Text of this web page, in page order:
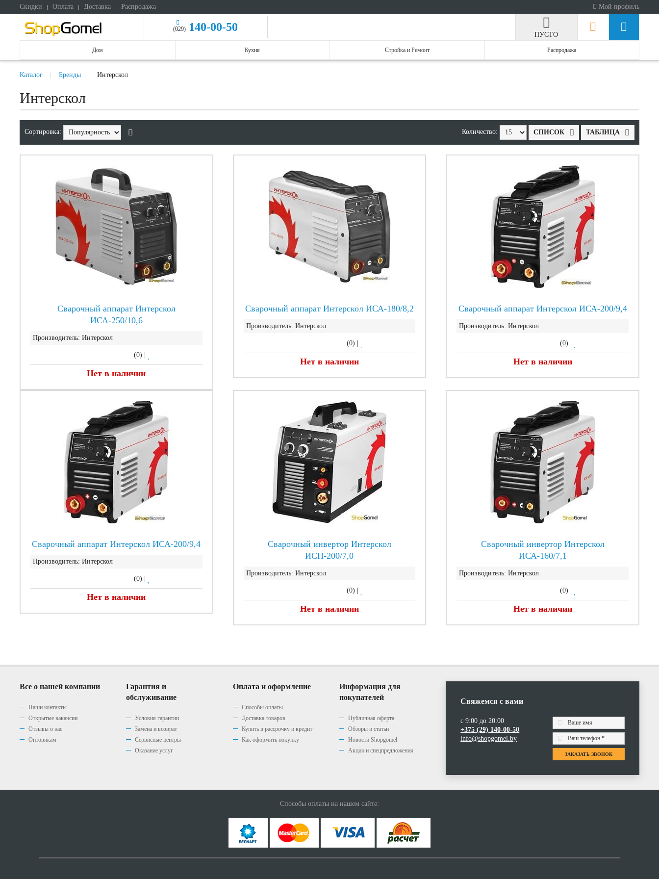
Скидки Оплата Доставка Распродажа Мой профиль
(029) 140-00-50
ПУСТО
Дом Кухня Стройка и Ремонт Распродажа
Каталог Бренды Интерскол
Интерскол
Сортировка: Количество: СПИСОК ТАБЛИЦА
Сварочный аппарат Интерскол
ИСА-250/10,6
Производитель: Интерскол
(0)
Нет в наличии
Сварочный аппарат Интерскол ИСА-180/8,2
Производитель: Интерскол
(0)
Нет в наличии
Сварочный аппарат Интерскол ИСА-200/9,4
Производитель: Интерскол
(0)
Нет в наличии
Сварочный аппарат Интерскол ИСА-200/9,4
Производитель: Интерскол
(0)
Нет в наличии
Сварочный инвертор Интерскол
ИСП-200/7,0
Производитель: Интерскол
(0)
Нет в наличии
Сварочный инвертор Интерскол
ИСА-160/7,1
Производитель: Интерскол
(0)
Нет в наличии
Все о нашей компании
Наши контакты
Открытые вакансии
Отзывы о нас
Оптовикам
Гарантия и
обслуживание
Условия гарантии
Замена и возврат
Сервисные центры
Оказание услуг
Оплата и оформление
Способы оплаты
Доставка товаров
Купить в рассрочку и кредит
Как оформить покупку
Информация для
покупателей
Публичная оферта
Обзоры и статьи
Новости Shopgomel
Акции и спецпредложения
Свяжемся с вами
с 9:00 до 20:00
+375 (29) 140-00-50
info@shopgomel.by
ЗАКАЗАТЬ ЗВОНОК
Способы оплаты на нашем сайте: